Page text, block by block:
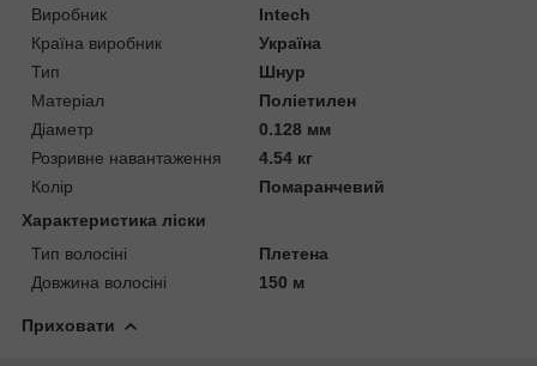
Виробник
Intech
Країна виробник
Україна
Тип
Шнур
Матеріал
Поліетилен
Діаметр
0.128 мм
Розривне навантаження
4.54 кг
Колір
Помаранчевий
Характеристика ліски
Тип волосіні
Плетена
Довжина волосіні
150 м
Приховати